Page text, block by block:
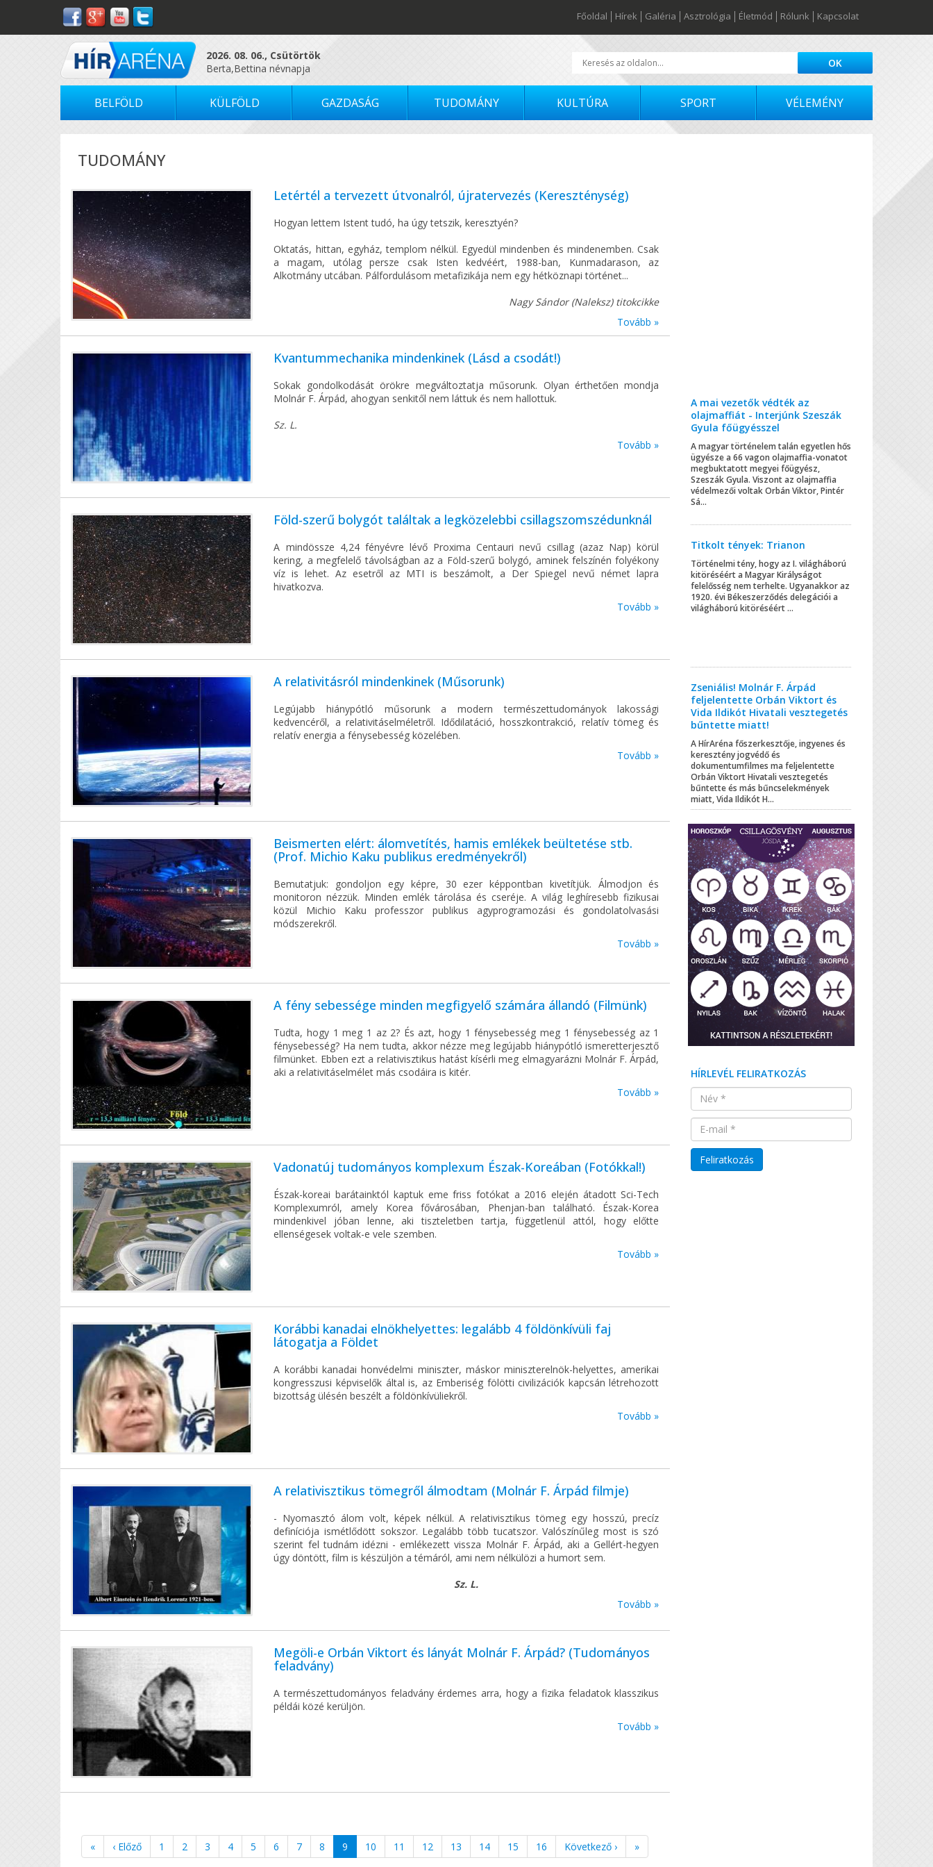
Főoldal Hírek Galéria Asztrológia Életmód Rólunk Kapcsolat
2026. 08. 06., Csütörtök
Berta,Bettina névnapja
BELFÖLD KÜLFÖLD GAZDASÁG TUDOMÁNY KULTÚRA SPORT VÉLEMÉNY
TUDOMÁNY
Letértél a tervezett útvonalról, újratervezés (Kereszténység)
Hogyan lettem Istent tudó, ha úgy tetszik, keresztyén?
Oktatás, hittan, egyház, templom nélkül. Egyedül mindenben és mindenemben. Csak
a magam, utólag persze csak Isten kedvéért, 1988-ban, Kunmadarason, az
Alkotmány utcában. Pálfordulásom metafizikája nem egy hétköznapi történet...
Nagy Sándor (Naleksz) titokcikke
Tovább »
Kvantummechanika mindenkinek (Lásd a csodát!)
Sokak gondolkodását örökre megváltoztatja műsorunk. Olyan érthetően mondja
Molnár F. Árpád, ahogyan senkitől nem láttuk és nem hallottuk.
Sz. L.
Tovább »
Föld-szerű bolygót találtak a legközelebbi csillagszomszédunknál
A mindössze 4,24 fényévre lévő Proxima Centauri nevű csillag (azaz Nap) körül
kering, a megfelelő távolságban az a Föld-szerű bolygó, aminek felszínén folyékony
víz is lehet. Az esetről az MTI is beszámolt, a Der Spiegel nevű német lapra
hivatkozva.
Tovább »
A relativitásról mindenkinek (Műsorunk)
Legújabb hiánypótló műsorunk a modern természettudományok lakossági
kedvencéről, a relativitáselméletről. Idődilatáció, hosszkontrakció, relatív tömeg és
relatív energia a fénysebesség közelében.
Tovább »
Beismerten elért: álomvetítés, hamis emlékek beültetése stb.
(Prof. Michio Kaku publikus eredményekről)
Bemutatjuk: gondoljon egy képre, 30 ezer képpontban kivetítjük. Álmodjon és
monitoron nézzük. Minden emlék tárolása és cseréje. A világ leghíresebb fizikusai
közül Michio Kaku professzor publikus agyprogramozási és gondolatolvasási
módszerekről.
Tovább »
A fény sebessége minden megfigyelő számára állandó (Filmünk)
Tudta, hogy 1 meg 1 az 2? És azt, hogy 1 fénysebesség meg 1 fénysebesség az 1
fénysebesség? Ha nem tudta, akkor nézze meg legújabb hiánypótló ismeretterjesztő
filmünket. Ebben ezt a relativisztikus hatást kísérli meg elmagyarázni Molnár F. Árpád,
aki a relativitáselmélet más csodáira is kitér.
Tovább »
Vadonatúj tudományos komplexum Észak-Koreában (Fotókkal!)
Észak-koreai barátainktól kaptuk eme friss fotókat a 2016 elején átadott Sci-Tech
Komplexumról, amely Korea fővárosában, Phenjan-ban található. Észak-Korea
mindenkivel jóban lenne, aki tiszteletben tartja, függetlenül attól, hogy előtte
ellenségesek voltak-e vele szemben.
Tovább »
Korábbi kanadai elnökhelyettes: legalább 4 földönkívüli faj
látogatja a Földet
A korábbi kanadai honvédelmi miniszter, máskor miniszterelnök-helyettes, amerikai
kongresszusi képviselők által is, az Emberiség fölötti civilizációk kapcsán létrehozott
bizottság ülésén beszélt a földönkívüliekről.
Tovább »
A relativisztikus tömegről álmodtam (Molnár F. Árpád filmje)
- Nyomasztó álom volt, képek nélkül. A relativisztikus tömeg egy hosszú, precíz
definíciója ismétlődött sokszor. Legalább több tucatszor. Valószínűleg most is szó
szerint fel tudnám idézni - emlékezett vissza Molnár F. Árpád, aki a Gellért-hegyen
úgy döntött, film is készüljön a témáról, ami nem nélkülözi a humort sem.
Sz. L.
Tovább »
Megöli-e Orbán Viktort és lányát Molnár F. Árpád? (Tudományos
feladvány)
A természettudományos feladvány érdemes arra, hogy a fizika feladatok klasszikus
példái közé kerüljön.
Tovább »
« ‹ Előző 1 2 3 4 5 6 7 8 9 10 11 12 13 14 15 16 Következő › »
A mai vezetők védték az
olajmaffiát - Interjúnk Szeszák
Gyula főügyésszel
A magyar történelem talán egyetlen hős
ügyésze a 66 vagon olajmaffia-vonatot
megbuktatott megyei főügyész,
Szeszák Gyula. Viszont az olajmaffia
védelmezői voltak Orbán Viktor, Pintér
Sá...
Titkolt tények: Trianon
Történelmi tény, hogy az I. világháború
kitöréséért a Magyar Királyságot
felelősség nem terhelte. Ugyanakkor az
1920. évi Békeszerződés delegációi a
világháború kitöréséért ...
Zseniális! Molnár F. Árpád
feljelentette Orbán Viktort és
Vida Ildikót Hivatali vesztegetés
bűntette miatt!
A HírAréna főszerkesztője, ingyenes és
keresztény jogvédő és
dokumentumfilmes ma feljelentette
Orbán Viktort Hivatali vesztegetés
bűntette és más bűncselekmények
miatt, Vida Ildikót H...
HÍRLEVÉL FELIRATKOZÁS